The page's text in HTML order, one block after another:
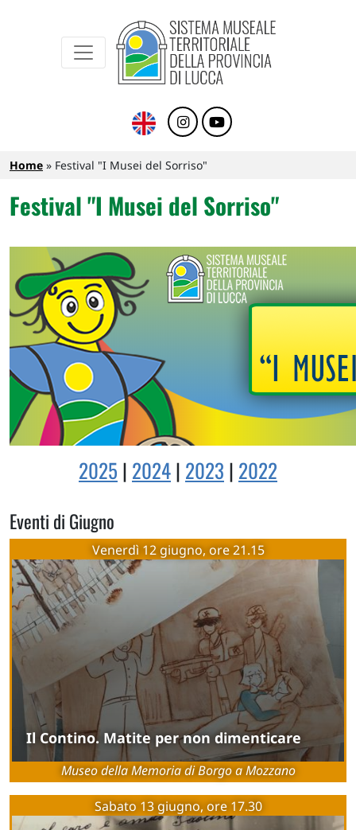
Sistema Museale Territoriale della
Briciole di pane
Home Festival "I Musei del Sorriso"
Festival "I Musei del Sorriso"
2025 | 2024| 2023 | 2022
Eventi di Giugno
Venerdì 12 giugno, ore 21.15
Il Contino. Matite per non dimenticare
Museo della Memoria di Borgo a Mozzano
Sabato 13 giugno, ore 17.30